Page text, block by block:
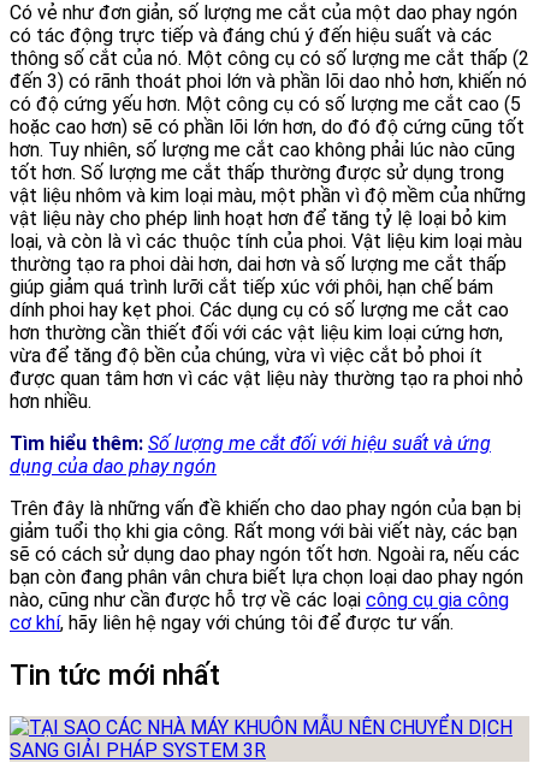
Có vẻ như đơn giản, số lượng me cắt của một dao phay ngón
có tác động trực tiếp và đáng chú ý đến hiệu suất và các
thông số cắt của nó. Một công cụ có số lượng me cắt thấp (2
đến 3) có rãnh thoát phoi lớn và phần lõi dao nhỏ hơn, khiến nó
có độ cứng yếu hơn. Một công cụ có số lượng me cắt cao (5
hoặc cao hơn) sẽ có phần lõi lớn hơn, do đó độ cứng cũng tốt
hơn. Tuy nhiên, số lượng me cắt cao không phải lúc nào cũng
tốt hơn. Số lượng me cắt thấp thường được sử dụng trong
vật liệu nhôm và kim loại màu, một phần vì độ mềm của những
vật liệu này cho phép linh hoạt hơn để tăng tỷ lệ loại bỏ kim
loại, và còn là vì các thuộc tính của phoi. Vật liệu kim loại màu
thường tạo ra phoi dài hơn, dai hơn và số lượng me cắt thấp
giúp giảm quá trình lưỡi cắt tiếp xúc với phôi, hạn chế bám
dính phoi hay kẹt phoi. Các dụng cụ có số lượng me cắt cao
hơn thường cần thiết đối với các vật liệu kim loại cứng hơn,
vừa để tăng độ bền của chúng, vừa vì việc cắt bỏ phoi ít
được quan tâm hơn vì các vật liệu này thường tạo ra phoi nhỏ
hơn nhiều.
Tìm hiểu thêm: Số lượng me cắt đối với hiệu suất và ứng
dụng của dao phay ngón
Trên đây là những vấn đề khiến cho dao phay ngón của bạn bị
giảm tuổi thọ khi gia công. Rất mong với bài viết này, các bạn
sẽ có cách sử dụng dao phay ngón tốt hơn. Ngoài ra, nếu các
bạn còn đang phân vân chưa biết lựa chọn loại dao phay ngón
nào, cũng như cần được hỗ trợ về các loại công cụ gia công
cơ khí, hãy liên hệ ngay với chúng tôi để được tư vấn.
Tin tức mới nhất